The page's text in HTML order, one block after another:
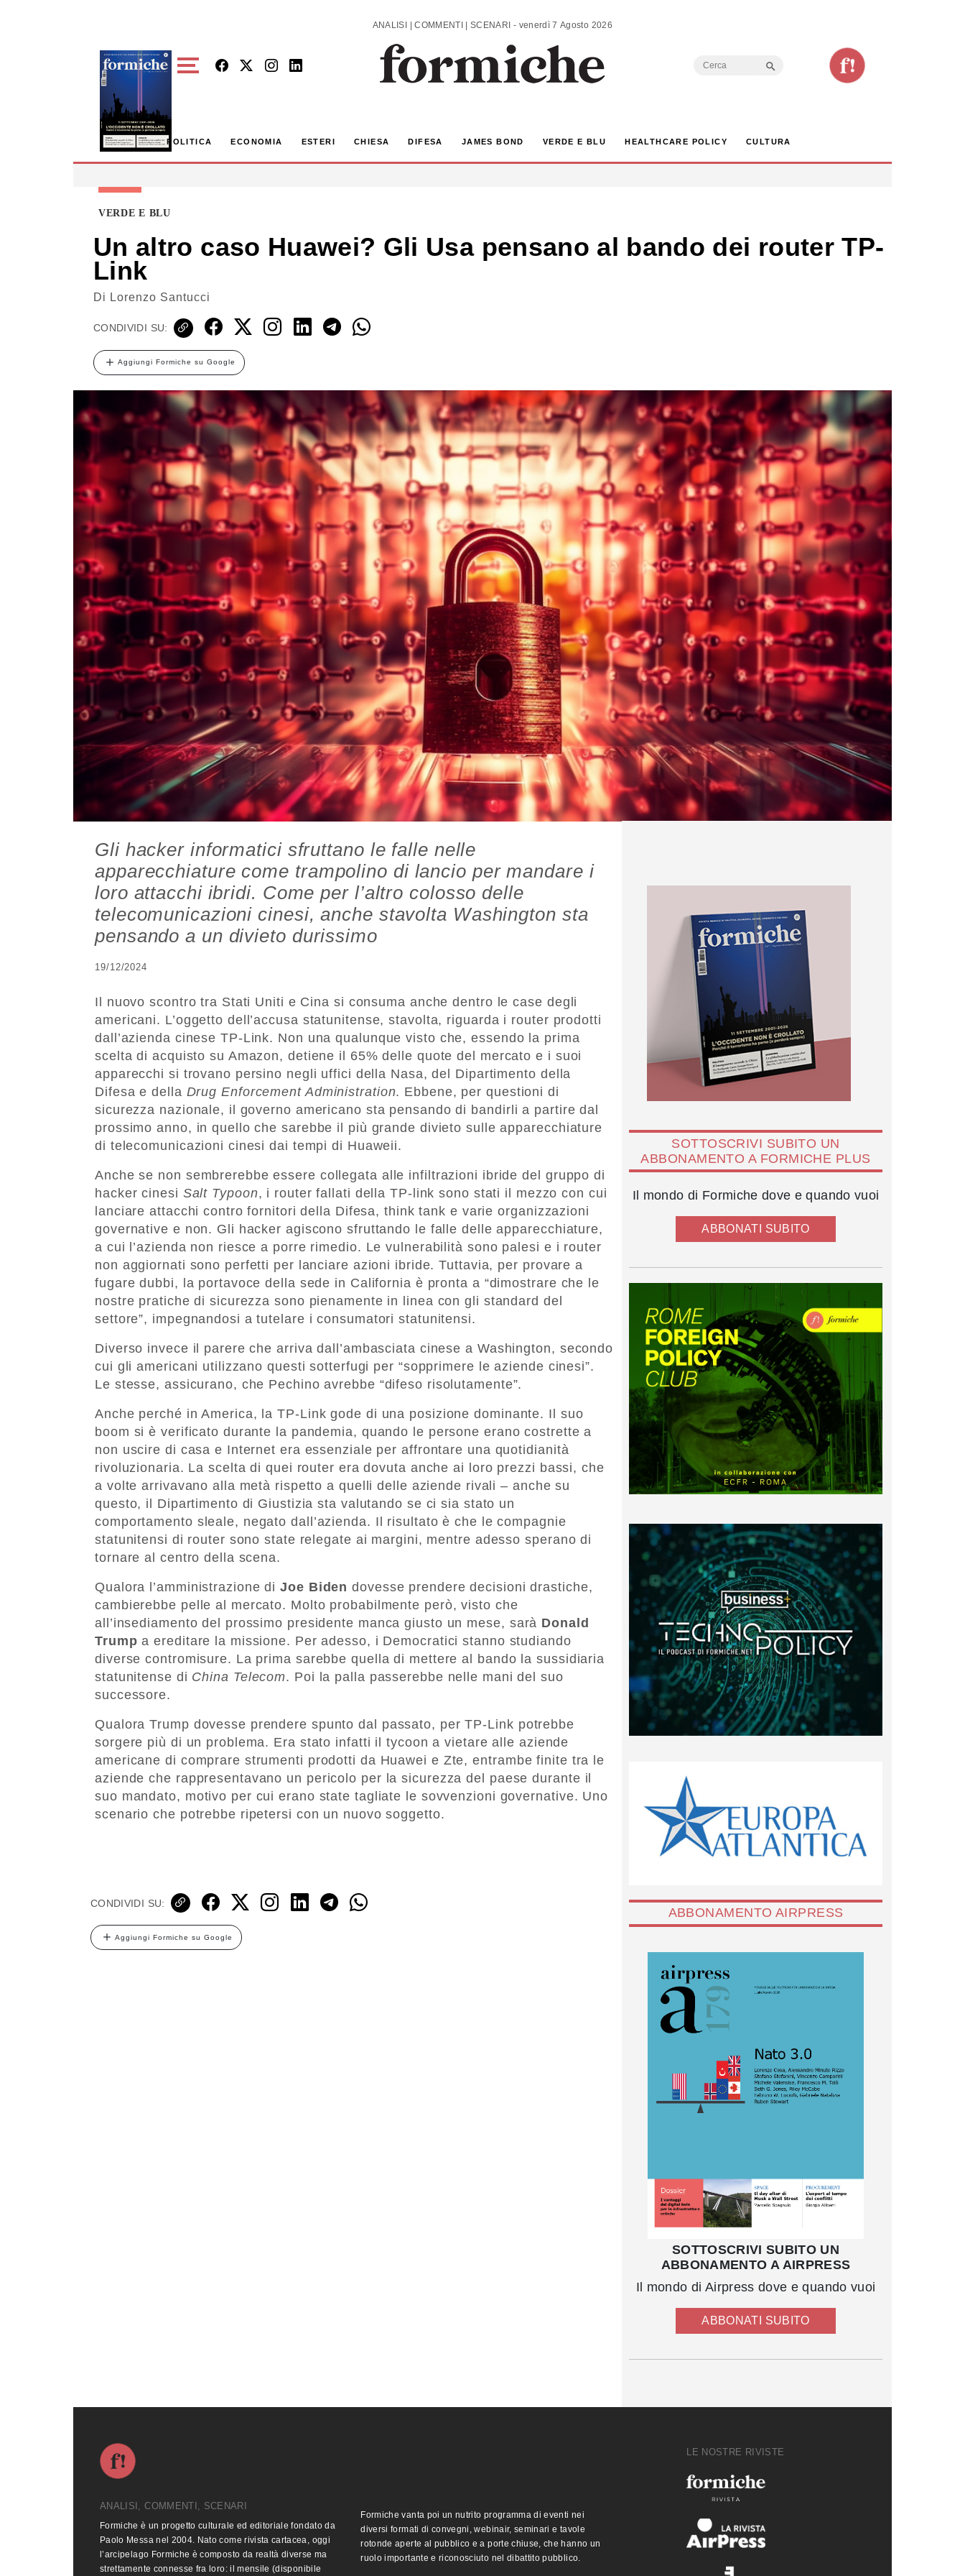
ANALISI | COMMENTI | SCENARI - venerdì 7 Agosto 2026
Search
POLITICA ECONOMIA ESTERI CHIESA DIFESA JAMES BOND VERDE E BLU HEALTHCARE POLICY CULTURA
VERDE E BLU
Un altro caso Huawei? Gli Usa pensano al bando dei router TP-
Link
Di Lorenzo Santucci
CONDIVIDI SU:
Aggiungi Formiche su Google
Gli hacker informatici sfruttano le falle nelle
apparecchiature come trampolino di lancio per mandare i
loro attacchi ibridi. Come per l’altro colosso delle
telecomunicazioni cinesi, anche stavolta Washington sta
pensando a un divieto durissimo
19/12/2024
Il nuovo scontro tra Stati Uniti e Cina si consuma anche dentro le case degli
americani. L’oggetto dell’accusa statunitense, stavolta, riguarda i router prodotti
dall’azienda cinese TP-Link. Non una qualunque visto che, essendo la prima
scelta di acquisto su Amazon, detiene il 65% delle quote del mercato e i suoi
apparecchi si trovano persino negli uffici della Nasa, del Dipartimento della
Difesa e della Drug Enforcement Administration. Ebbene, per questioni di
sicurezza nazionale, il governo americano sta pensando di bandirli a partire dal
prossimo anno, in quello che sarebbe il più grande divieto sulle apparecchiature
di telecomunicazioni cinesi dai tempi di Huaweii.
Anche se non sembrerebbe essere collegata alle infiltrazioni ibride del gruppo di
hacker cinesi Salt Typoon, i router fallati della TP-link sono stati il mezzo con cui
lanciare attacchi contro fornitori della Difesa, think tank e varie organizzazioni
governative e non. Gli hacker agiscono sfruttando le falle delle apparecchiature,
a cui l’azienda non riesce a porre rimedio. Le vulnerabilità sono palesi e i router
non aggiornati sono perfetti per lanciare azioni ibride. Tuttavia, per provare a
fugare dubbi, la portavoce della sede in California è pronta a “dimostrare che le
nostre pratiche di sicurezza sono pienamente in linea con gli standard del
settore”, impegnandosi a tutelare i consumatori statunitensi.
Diverso invece il parere che arriva dall’ambasciata cinese a Washington, secondo
cui gli americani utilizzano questi sotterfugi per “sopprimere le aziende cinesi”.
Le stesse, assicurano, che Pechino avrebbe “difeso risolutamente”.
Anche perché in America, la TP-Link gode di una posizione dominante. Il suo
boom si è verificato durante la pandemia, quando le persone erano costrette a
non uscire di casa e Internet era essenziale per affrontare una quotidianità
rivoluzionaria. La scelta di quei router era dovuta anche ai loro prezzi bassi, che
a volte arrivavano alla metà rispetto a quelli delle aziende rivali – anche su
questo, il Dipartimento di Giustizia sta valutando se ci sia stato un
comportamento sleale, negato dall’azienda. Il risultato è che le compagnie
statunitensi di router sono state relegate ai margini, mentre adesso sperano di
tornare al centro della scena.
Qualora l’amministrazione diJoe Biden dovesse prendere decisioni drastiche,
cambierebbe pelle al mercato. Molto probabilmente però, visto che
all’insediamento del prossimo presidente manca giusto un mese, sarà Donald
Trump a ereditare la missione. Per adesso, i Democratici stanno studiando
diverse contromisure. La prima sarebbe quella di mettere al bando la sussidiaria
statunitense di China Telecom. Poi la palla passerebbe nelle mani del suo
successore.
Qualora Trump dovesse prendere spunto dal passato, per TP-Link potrebbe
sorgere più di un problema. Era stato infatti il tycoon a vietare alle aziende
americane di comprare strumenti prodotti da Huawei e Zte, entrambe finite tra le
aziende che rappresentavano un pericolo per la sicurezza del paese durante il
suo mandato, motivo per cui erano state tagliate le sovvenzioni governative. Uno
scenario che potrebbe ripetersi con un nuovo soggetto.
CONDIVIDI SU:
Aggiungi Formiche su Google
SOTTOSCRIVI SUBITO UN
ABBONAMENTO A FORMICHE PLUS
Il mondo di Formiche dove e quando vuoi
ABBONATI SUBITO
ABBONAMENTO AIRPRESS
SOTTOSCRIVI SUBITO UN
ABBONAMENTO A AIRPRESS
Il mondo di Airpress dove e quando vuoi
ABBONATI SUBITO
ANALISI, COMMENTI, SCENARI
Formiche è un progetto culturale ed editoriale fondato da
Paolo Messa nel 2004. Nato come rivista cartacea, oggi
l’arcipelago Formiche è composto da realtà diverse ma
strettamente connesse fra loro: il mensile (disponibile
Formiche vanta poi un nutrito programma di eventi nei
diversi formati di convegni, webinair, seminari e tavole
rotonde aperte al pubblico e a porte chiuse, che hanno un
ruolo importante e riconosciuto nel dibattito pubblico.
LE NOSTRE RIVISTE